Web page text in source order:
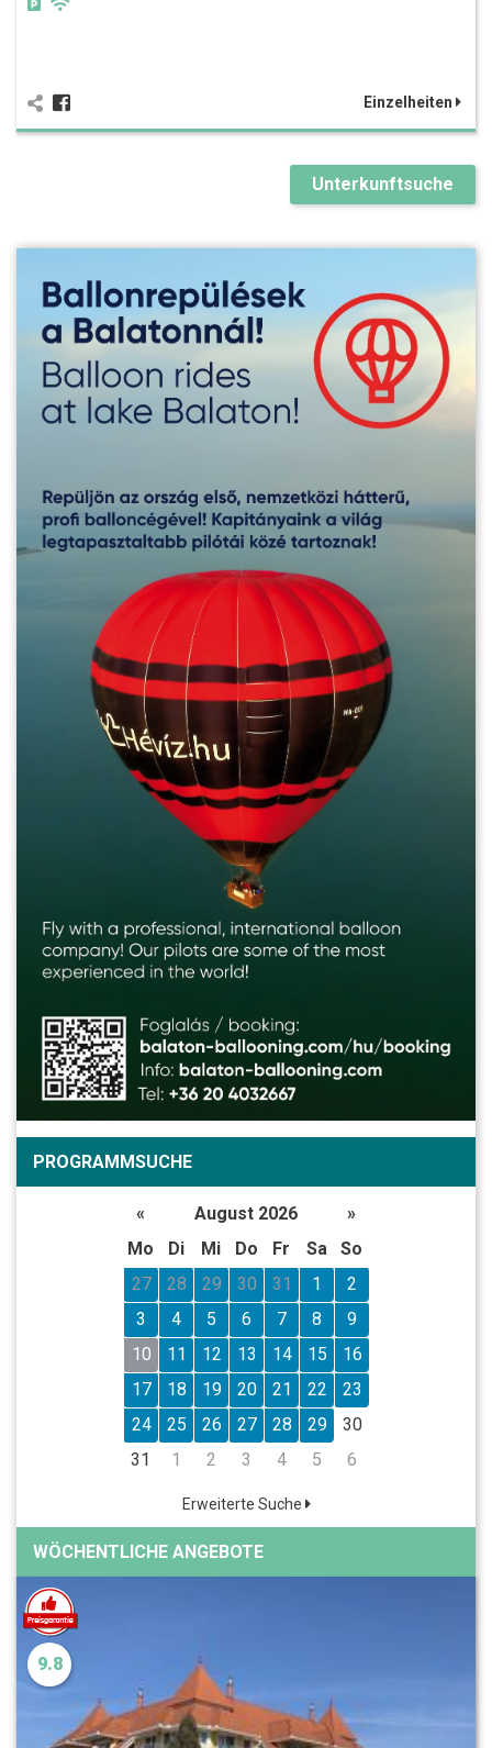
Einzelheiten
Unterkunftsuche
PROGRAMMSUCHE
« August 2026
»
Mo
Di Mi Do Fr Sa
So
27
28 29 30 31 1
2
3
4 5 6 7 8
9
10
11 12 13 14 15
16
17
18 19 20 21 22
23
24
25 26 27 28 29
30
31
1 2 3 4 5 6
Erweiterte Suche
WÖCHENTLICHE ANGEBOTE
9.8